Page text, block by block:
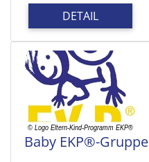
DETAIL
Baby EKP®-Gruppe